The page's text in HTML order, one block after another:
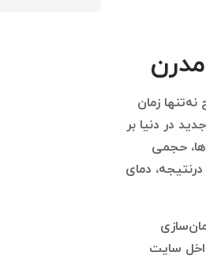
نه‌تنها زمان
در دنیا بر
حجمی
دمای
سایت